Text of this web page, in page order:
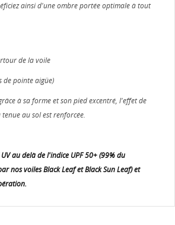
ainsi d'une ombre portée optimale à tout
de la voile
de pointe aigüe)
à sa forme et son pied excentré, l'effet de
au sol est renforcée.
au delà de l'indice UPF 50+ (99% du
nos voiles Black Leaf et Black Sun Leaf) et